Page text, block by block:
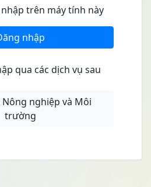
trên máy tính này
nhập
qua các dịch vụ sau
Nông nghiệp và Môi
trường